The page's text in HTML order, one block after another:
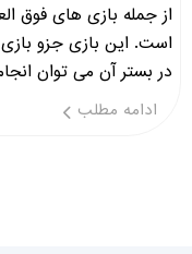
از جمله بازی های فوق
است. این بازی جزو
در بستر آن می توان
ادامه مطلب